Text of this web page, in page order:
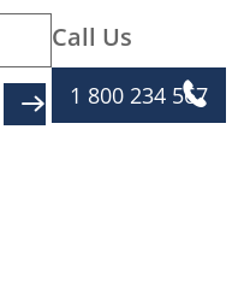
Call Us
1 800 234 567